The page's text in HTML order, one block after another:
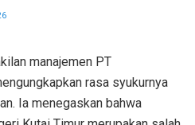
manajemen PT
rasa syukurnya
Ia menegaskan bahwa